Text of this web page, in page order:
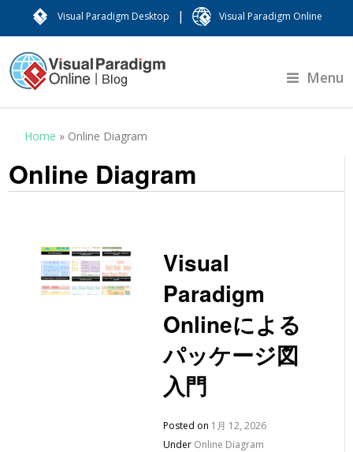
Visual Paradigm Desktop | Visual Paradigm Online
Menu
Home » Online Diagram
Online Diagram
Visual
Paradigm
Onlineによる
パッケージ図
入門
Posted on 1月 12, 2026
Under Online Diagram